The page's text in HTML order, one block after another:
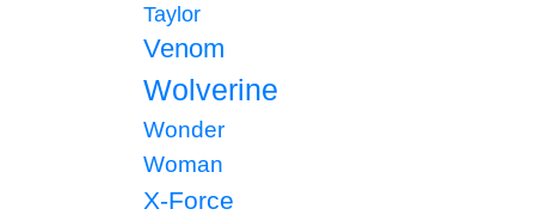
Taylor
Venom
Wolverine
Wonder
Woman
X-Force